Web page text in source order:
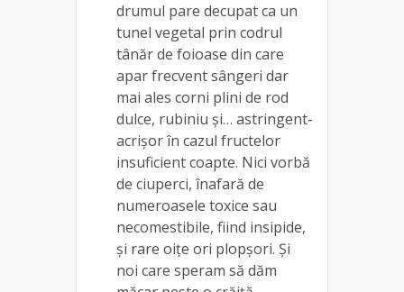
drumul pare decupat ca un
tunel vegetal prin codrul
tânăr de foioase din care
apar frecvent sângeri dar
mai ales corni plini de rod
dulce, rubiniu și… astringent-
acrișor în cazul fructelor
insuficient coapte. Nici vorbă
de ciuperci, înafară de
numeroasele toxice sau
necomestibile, fiind insipide,
și rare oițe ori plopșori. Și
noi care speram să dăm